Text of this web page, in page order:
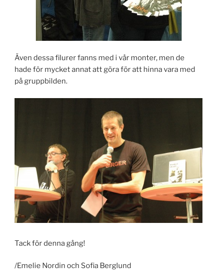
Även dessa filurer fanns med i vår monter, men de
hade för mycket annat att göra för att hinna vara med
på gruppbilden.
Tack för denna gång!
/Emelie Nordin och Sofia Berglund